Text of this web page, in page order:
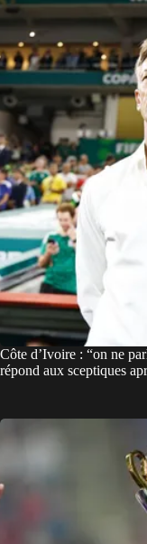
Côte d’Ivoire : “on ne
répond aux sceptiques